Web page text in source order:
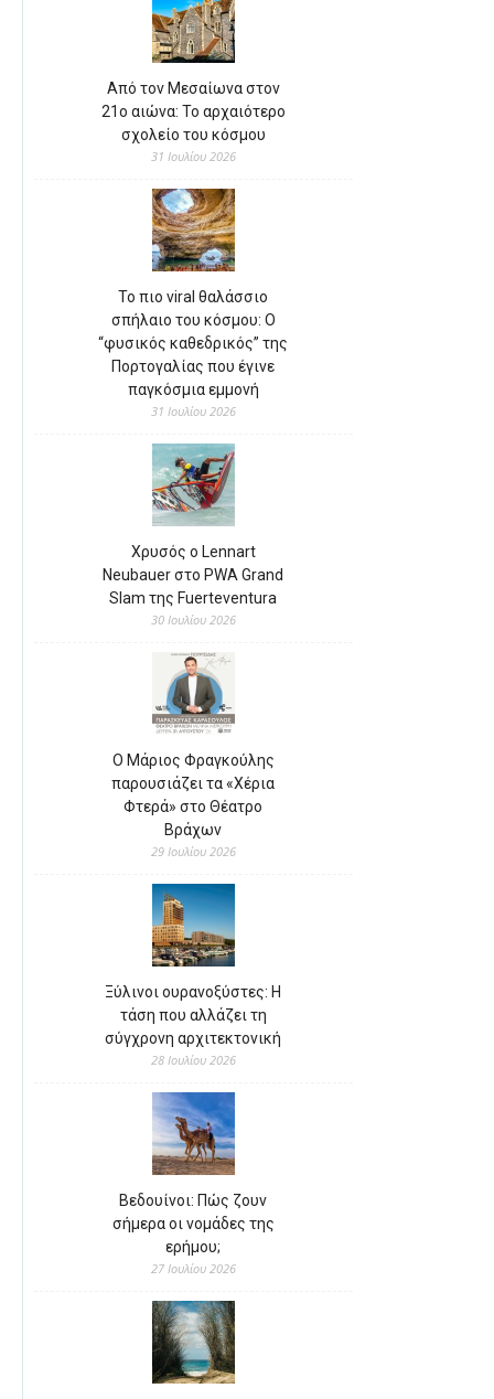
Από τον Μεσαίωνα στον
21ο αιώνα: Το αρχαιότερο
σχολείο του κόσμου
31 Ιουλίου 2026
Το πιο viral θαλάσσιο
σπήλαιο του κόσμου: Ο
“φυσικός καθεδρικός” της
Πορτογαλίας που έγινε
παγκόσμια εμμονή
31 Ιουλίου 2026
Χρυσός ο Lennart
Neubauer στο PWA Grand
Slam της Fuerteventura
30 Ιουλίου 2026
Ο Μάριος Φραγκούλης
παρουσιάζει τα «Χέρια
Φτερά» στο Θέατρο
Βράχων
29 Ιουλίου 2026
Ξύλινοι ουρανοξύστες: Η
τάση που αλλάζει τη
σύγχρονη αρχιτεκτονική
28 Ιουλίου 2026
Βεδουίνοι: Πώς ζουν
σήμερα οι νομάδες της
ερήμου;
27 Ιουλίου 2026